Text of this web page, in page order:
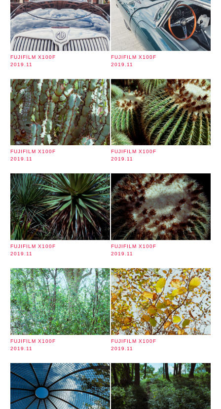
FUJIFILM X100F
2019.11
FUJIFILM X100F
2019.11
FUJIFILM X100F
2019.11
FUJIFILM X100F
2019.11
FUJIFILM X100F
2019.11
FUJIFILM X100F
2019.11
FUJIFILM X100F
2019.11
FUJIFILM X100F
2019.11